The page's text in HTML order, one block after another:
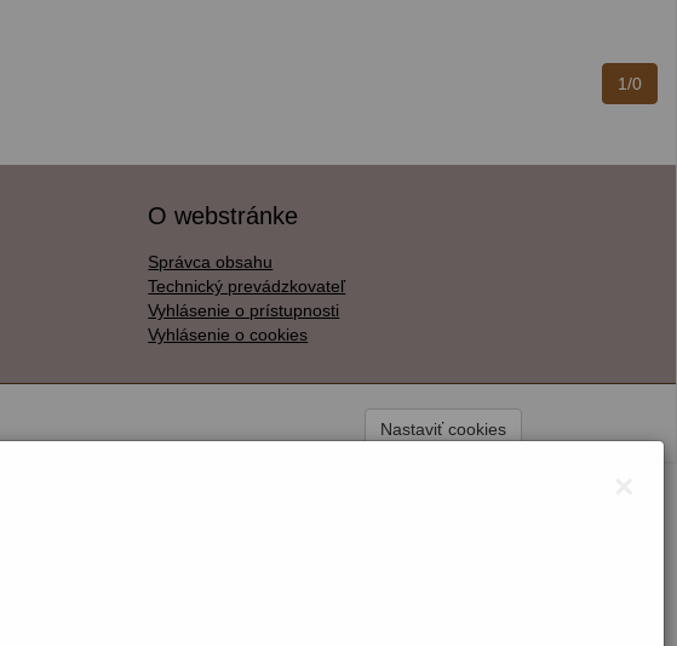
1/0
O webstránke
Správca obsahu
Technický prevádzkovateľ
Vyhlásenie o prístupnosti
Vyhlásenie o cookies
Nastaviť cookies